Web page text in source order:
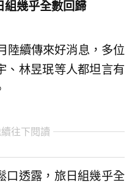
幾乎全數回歸
陸續傳來好消息，多位
、林昱珉等人都坦言有
往下閱讀
口透露，旅日組幾乎全